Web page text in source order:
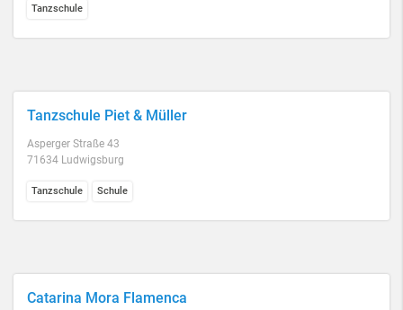
Tanzschule
Tanzschule Piet & Müller
Asperger Straße 43
71634 Ludwigsburg
Tanzschule Schule
Catarina Mora Flamenca